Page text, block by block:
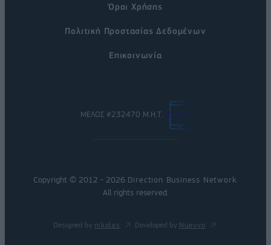
Όροι Χρήσης
Πολιτική Προστασίας Δεδομένων
Επικοινωνία
ΜΕΛΟΣ #232470 Μ.Η.Τ.
Copyright © 2012 - 2026 Direction Business Network
All rights reserved.
Designed by nikolas Developed by Nuevvo